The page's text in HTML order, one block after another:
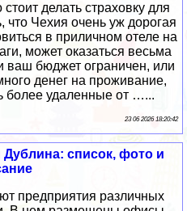
делать страховку для
что Чехия очень уж дорогая
в приличном отеле на
может оказаться весьма
ваш бюджет ограничен, или
денег на проживание,
более удаленные от …...
23 06 2026 18:20:42
список, фото и
предприятия различных